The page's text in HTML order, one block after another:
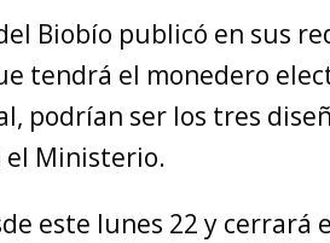
Biobío publicó en sus
tendrá el monedero
podrían ser los tres
el Ministerio.
este lunes 22 y cerrará